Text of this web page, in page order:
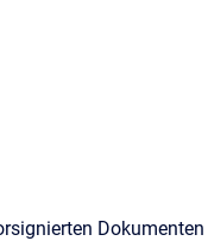
Dokumenten